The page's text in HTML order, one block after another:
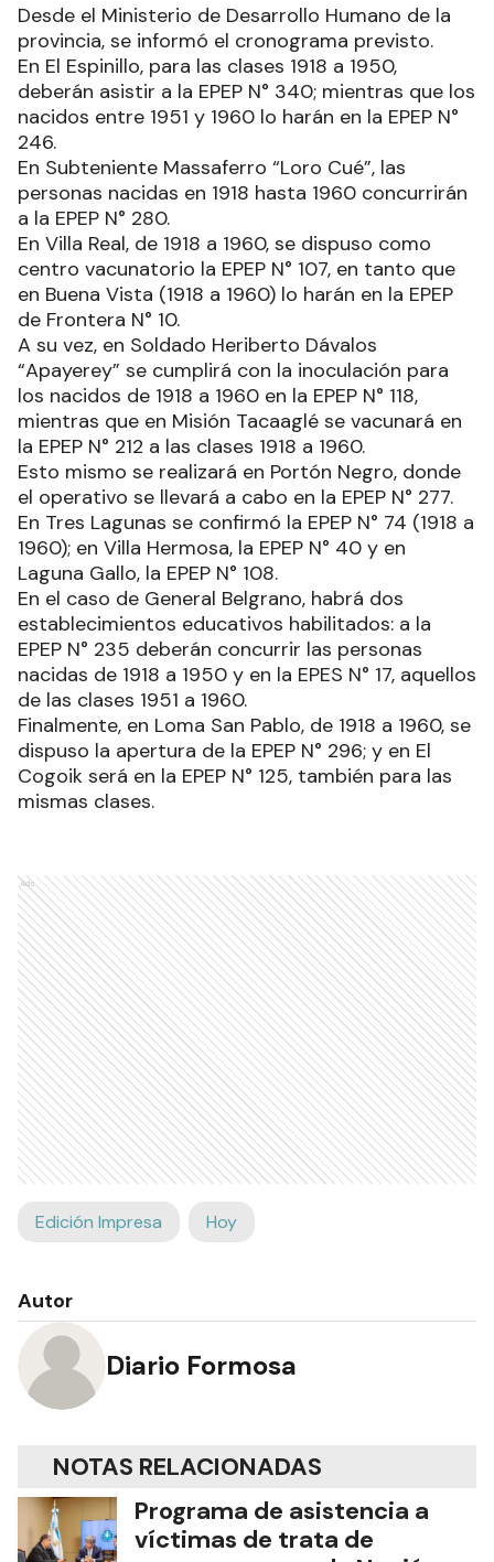
Desde el Ministerio de Desarrollo Humano de la
provincia, se informó el cronograma previsto.
En El Espinillo, para las clases 1918 a 1950,
deberán asistir a la EPEP N° 340; mientras que los
nacidos entre 1951 y 1960 lo harán en la EPEP N°
246.
En Subteniente Massaferro “Loro Cué”, las
personas nacidas en 1918 hasta 1960 concurrirán
a la EPEP N° 280.
En Villa Real, de 1918 a 1960, se dispuso como
centro vacunatorio la EPEP N° 107, en tanto que
en Buena Vista (1918 a 1960) lo harán en la EPEP
de Frontera N° 10.
A su vez, en Soldado Heriberto Dávalos
“Apayerey” se cumplirá con la inoculación para
los nacidos de 1918 a 1960 en la EPEP N° 118,
mientras que en Misión Tacaaglé se vacunará en
la EPEP N° 212 a las clases 1918 a 1960.
Esto mismo se realizará en Portón Negro, donde
el operativo se llevará a cabo en la EPEP N° 277.
En Tres Lagunas se confirmó la EPEP N° 74 (1918 a
1960); en Villa Hermosa, la EPEP N° 40 y en
Laguna Gallo, la EPEP N° 108.
En el caso de General Belgrano, habrá dos
establecimientos educativos habilitados: a la
EPEP N° 235 deberán concurrir las personas
nacidas de 1918 a 1950 y en la EPES N° 17, aquellos
de las clases 1951 a 1960.
Finalmente, en Loma San Pablo, de 1918 a 1960, se
dispuso la apertura de la EPEP N° 296; y en El
Cogoik será en la EPEP N° 125, también para las
mismas clases.
Ads
Edición Impresa Hoy
Autor
Diario Formosa
NOTAS RELACIONADAS
Programa de asistencia a
víctimas de trata de